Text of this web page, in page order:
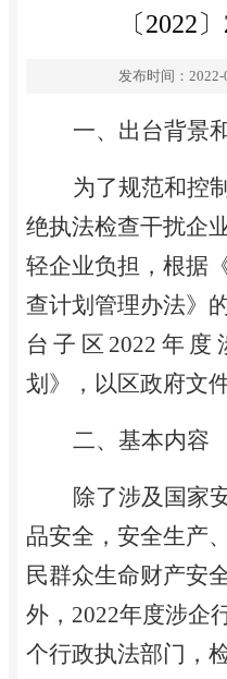
〔2022
发布时间：2022-
一、 出台背景
为了规范和控
绝执法检查干扰企
轻企业负担，根据
查计划管理办法》
台子区 2022年度
划 》 ， 以区政府文
二、 基本内容
除了涉及国家
品安全，安全生产
民群众生命财产安
外， 2022年度涉企
个行政执法部门，